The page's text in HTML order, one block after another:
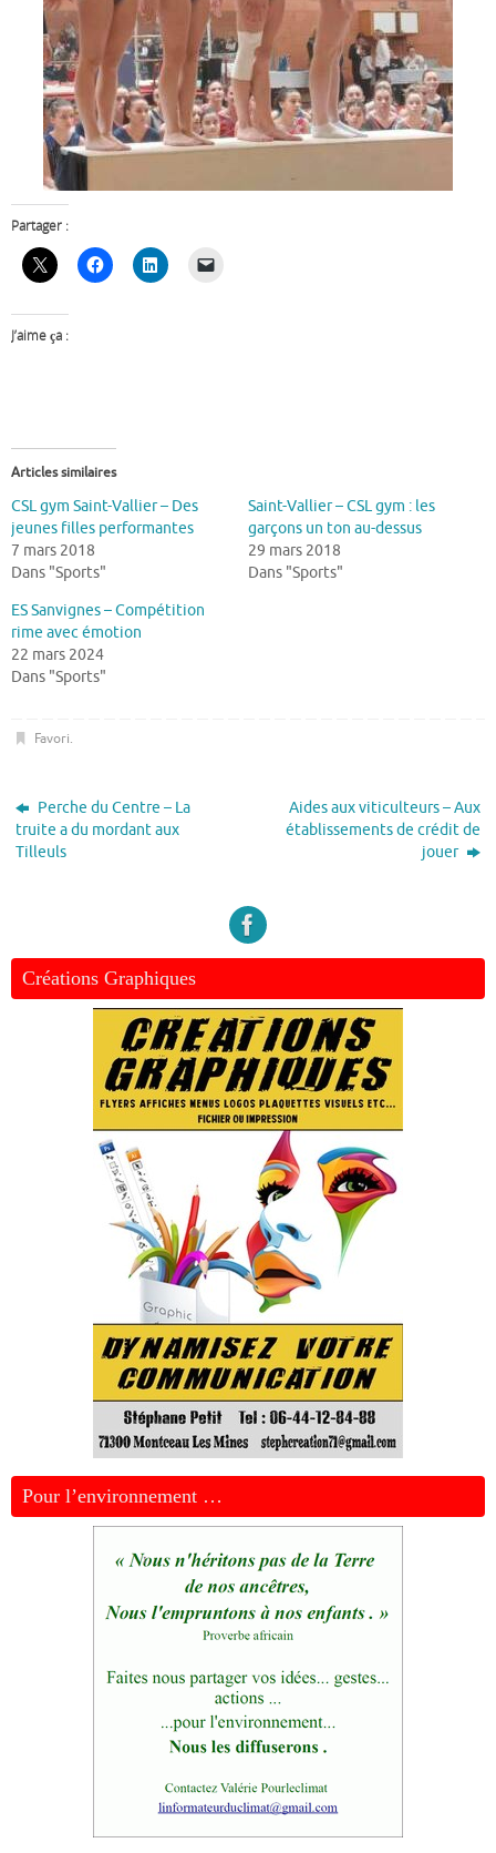
Partager :
J’aime ça :
Articles similaires
CSL gym Saint-Vallier – Des
jeunes filles performantes
7 mars 2018
Dans "Sports"
Saint-Vallier – CSL gym : les
garçons un ton au-dessus
29 mars 2018
Dans "Sports"
ES Sanvignes – Compétition
rime avec émotion
22 mars 2024
Dans "Sports"
Favori.
Perche du Centre – La
truite a du mordant aux
Tilleuls
Aides aux viticulteurs – Aux
établissements de crédit de
jouer
Créations Graphiques
Pour l’environnement …